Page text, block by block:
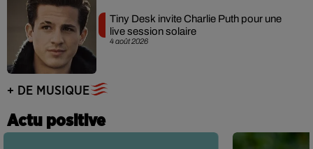
4 août 2026
Tiny Desk invite Charlie Puth pour une
live session solaire
+ DE MUSIQUE
Actu positive